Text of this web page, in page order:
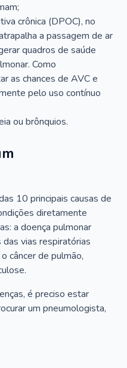
crônica (DPOC), no
a passagem de ar
quadros de saúde
Como
as chances de AVC e
pelo uso contínuo
ou brônquios.
10 principais causas de
diretamente
a doença pulmonar
vias respiratórias
câncer de pulmão,
é preciso estar
um pneumologista,